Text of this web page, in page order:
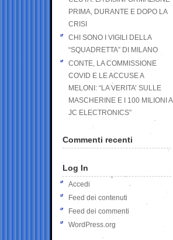
PRIMA, DURANTE E DOPO LA
CRISI
CHI SONO I VIGILI DELLA
“SQUADRETTA” DI MILANO
CONTE, LA COMMISSIONE
COVID E LE ACCUSE A
MELONI: “LA VERITA’ SULLE
MASCHERINE E I 100 MILIONI A
JC ELECTRONICS”
Commenti recenti
Log In
Accedi
Feed dei contenuti
Feed dei commenti
WordPress.org